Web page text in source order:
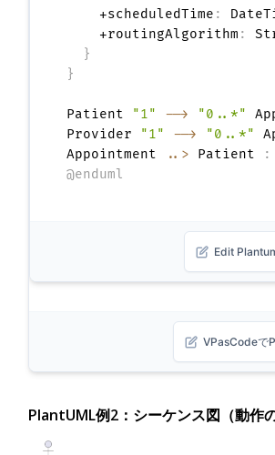
    +scheduledTime
:
    +routingAlgorithm
:
}
}
Patient "1" --> "0..*"
Provider
"1" --> "0..*"
Appointment
..> Patient :
@enduml
Edit
VPasCodeで
PlantUML例2：シーケンス図（動作